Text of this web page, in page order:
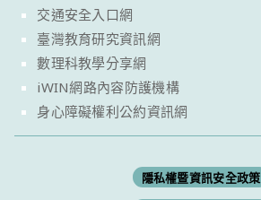
交通安全入口網
臺灣教育研究資訊網
數理科教學分享網
iWIN網路內容防護機構
身心障礙權利公約資訊網
隱私權暨資訊安全政策